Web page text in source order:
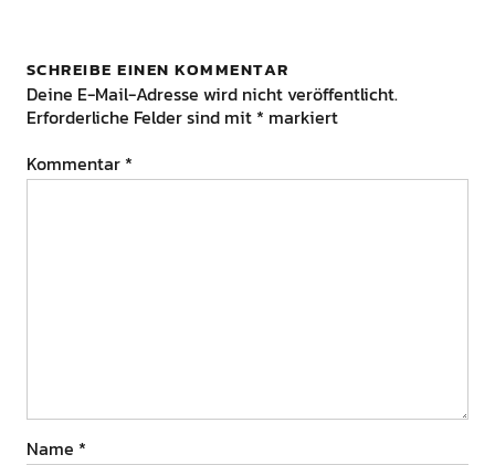
SCHREIBE EINEN KOMMENTAR
Deine E-Mail-Adresse wird nicht veröffentlicht.
Erforderliche Felder sind mit * markiert
Kommentar *
Name *